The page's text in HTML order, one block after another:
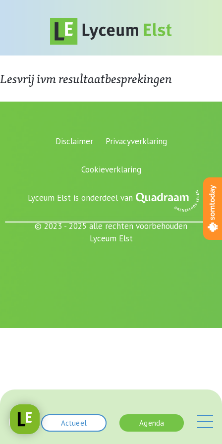
Actueel Agenda
Lesvrij ivm resultaatbesprekingen
Disclaimer Privacyverklaring
Cookieverklaring
Lyceum Elst is onderdeel van
© 2023 - 2025 alle rechten voorbehouden
Lyceum Elst